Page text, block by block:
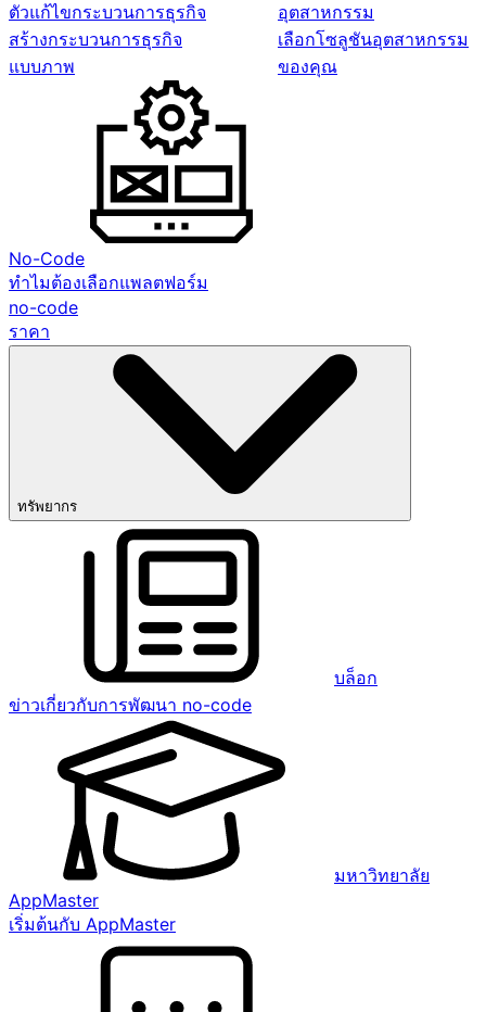
ตัวแก้ไขกระบวนการธุรกิจ
สร้างกระบวนการธุรกิจ
แบบภาพ
อุตสาหกรรม
เลือกโซลูชันอุตสาหกรรม
ของคุณ
No-Code
ทำไมต้องเลือกแพลตฟอร์ม
no-code
ราคา
ทรัพยากร
บล็อก
ข่าวเกี่ยวกับการพัฒนา no-code
มหาวิทยาลัย
AppMaster
เริ่มต้นกับ AppMaster